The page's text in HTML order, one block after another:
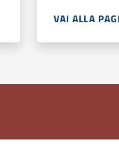
VAI ALLA